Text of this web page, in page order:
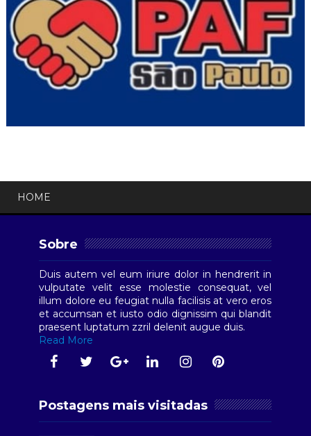
HOME
Sobre
Duis autem vel eum iriure dolor in hendrerit in
vulputate velit esse molestie consequat, vel
illum dolore eu feugiat nulla facilisis at vero eros
et accumsan et iusto odio dignissim qui blandit
praesent luptatum zzril delenit augue duis.
Read More
Postagens mais visitadas